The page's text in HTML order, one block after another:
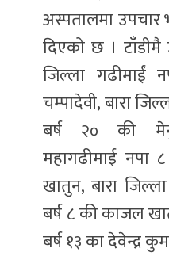
अस्पतालमा उपचार
दिएको छ । टाँडीमै
जिल्ला गढीमाईं
चम्पादेवी, बारा
बर्ष २० की
महागढीमाई नपा
खातुन, बारा
बर्ष ८ की काजल
बर्ष १३ का देवेन्द्र